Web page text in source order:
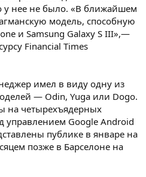
у нее не было. «В ближайшем
модель, способную
и Samsung Galaxy S III»,—
Financial Times
имел в виду одну из
— Odin, Yuga или Dogo.
на четырехъядерных
управлением Google Android
публике в январе на
позже в Барселоне на